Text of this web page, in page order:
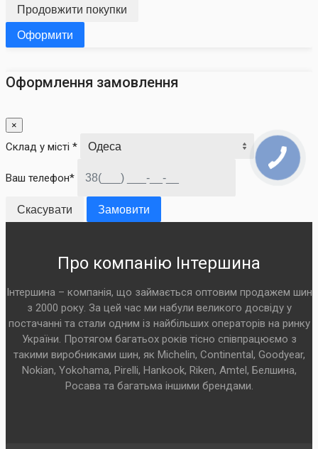
Продовжити покупки
Оформити
Оформлення замовлення
×
Склад у місті *
Ваш телефон*
Скасувати Замовити
Про компанію Інтершина
Інтершина – компанія, що займається оптовим продажем шин
з 2000 року. За цей час ми набули великого досвіду у
постачанні та стали одним із найбільших операторів на ринку
України. Протягом багатьох років тісно співпрацюємо з
такими виробниками шин, як Michelin, Continental, Goodyear,
Nokian, Yokohama, Pirelli, Hankook, Riken, Amtel, Белшина,
Росава та багатьма іншими брендами.